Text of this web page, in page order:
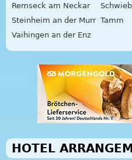
Remseck am Neckar
Steinheim an der Murr Tamm
Vaihingen an der Enz
HOTEL